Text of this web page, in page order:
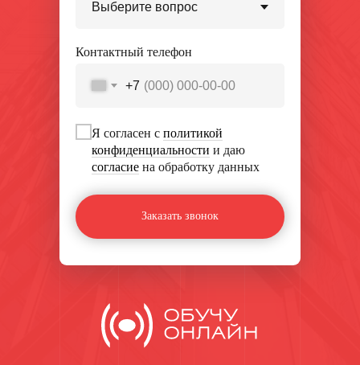
Контактный телефон
+7
Я согласен с политикой
конфиденциальности и даю
согласие на обработку данных
Заказать звонок